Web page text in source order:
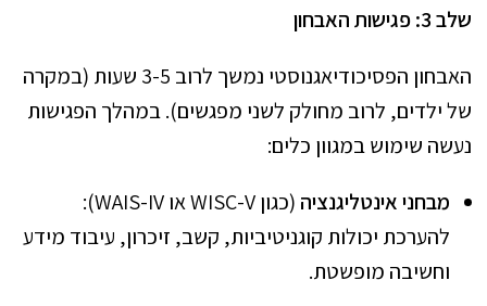
שלב 3: פגישות האבחון
האבחון הפסיכודיאגנוסטי נמשך לרוב 3-5 שעות (במקרה
של ילדים, לרוב מחולק לשני מפגשים). במהלך הפגישות
נעשה שימוש במגוון כלים:
מבחני אינטליגנציה
(כגון WISC-V או WAIS-IV):
להערכת יכולות קוגניטיביות, קשב, זיכרון, עיבוד מידע
וחשיבה מופשטת.